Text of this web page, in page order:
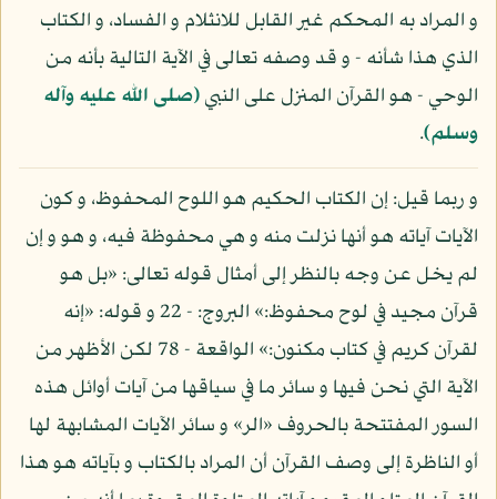
و المراد به المحكم غير القابل للانثلام و الفساد، و الكتاب
الذي هذا شأنه - و قد وصفه تعالى في الآية التالية بأنه من
الوحي - هو القرآن المنزل على النبي(صلى الله عليه وآله
وسلم).
و ربما قيل: إن الكتاب الحكيم هو اللوح المحفوظ، و كون
الآيات آياته هو أنها نزلت منه و هي محفوظة فيه، و هو و إن
لم يخل عن وجه بالنظر إلى أمثال قوله تعالى: «بل هو
قرآن مجيد في لوح محفوظ:» البروج: - 22 و قوله: «إنه
لقرآن كريم في كتاب مكنون:» الواقعة - 78 لكن الأظهر من
الآية التي نحن فيها و سائر ما في سياقها من آيات أوائل هذه
السور المفتتحة بالحروف «الر» و سائر الآيات المشابهة لها
أو الناظرة إلى وصف القرآن أن المراد بالكتاب و بآياته هو هذا